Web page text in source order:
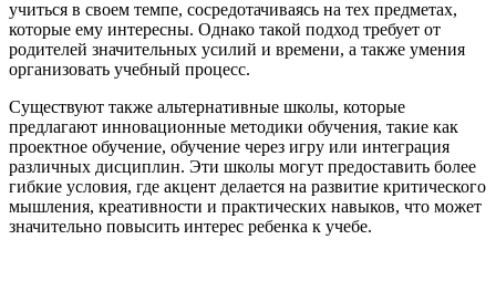
учиться в своем темпе, сосредотачиваясь на тех предметах,
которые ему интересны. Однако такой подход требует от
родителей значительных усилий и времени, а также умения
организовать учебный процесс.
Существуют также альтернативные школы, которые
предлагают инновационные методики обучения, такие как
проектное обучение, обучение через игру или интеграция
различных дисциплин. Эти школы могут предоставить более
гибкие условия, где акцент делается на развитие критического
мышления, креативности и практических навыков, что может
значительно повысить интерес ребенка к учебе.